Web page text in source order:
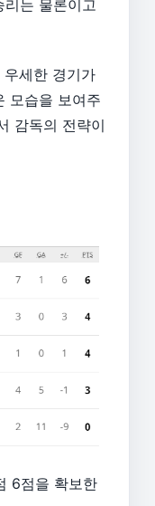
는 물론이고
세한 경기가
모습을 보여주
감독의 전략이
6점을 확보한